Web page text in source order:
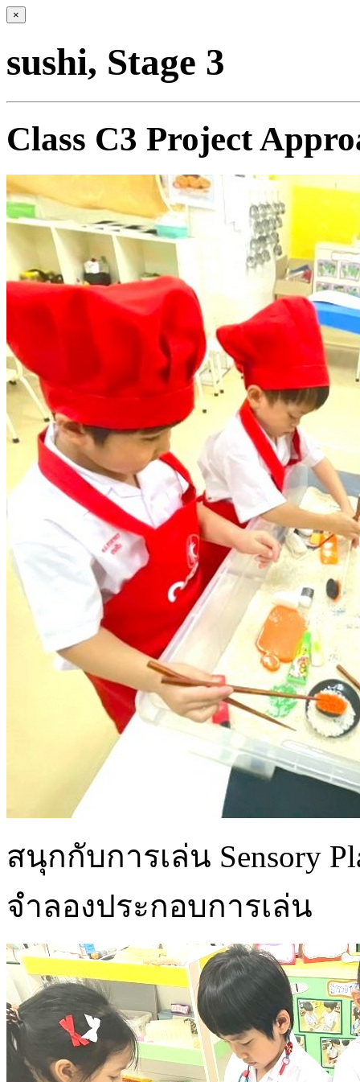
×
sushi, Stage 3
Class C3 Project
สนุกกับการเล่น Sensory
จำลองประกอบการเล่น